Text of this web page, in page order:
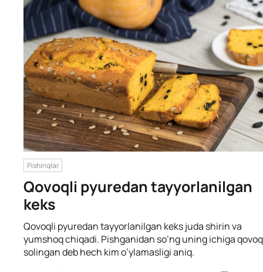
Pishiriqlar
Qovoqli pyuredan tayyorlanilgan
keks
Qovoqli pyuredan tayyorlanilgan keks juda shirin va
yumshoq chiqadi. Pishganidan so’ng uning ichiga qovoq
solingan deb hech kim o’ylamasligi aniq.